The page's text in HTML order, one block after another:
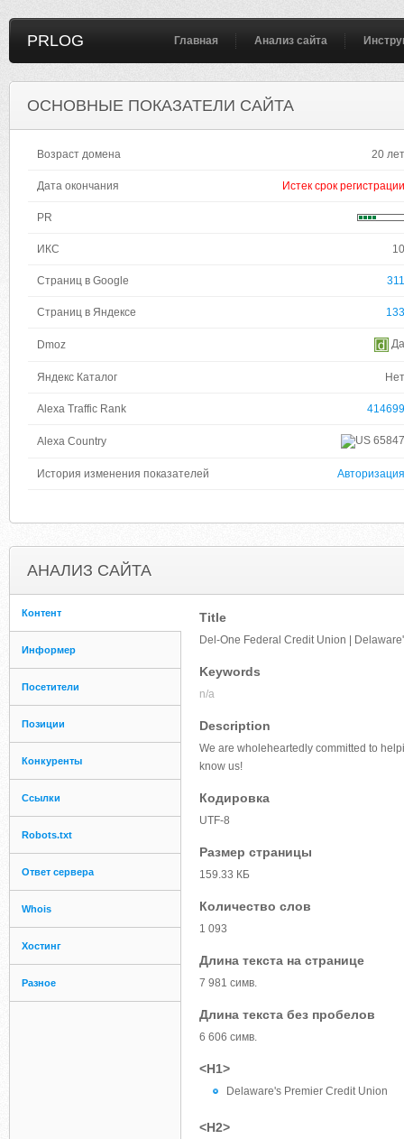
PRLOG Главная Анализ сайта
ОСНОВНЫЕ ПОКАЗАТЕЛИ САЙТА
Возраст домена 20 лет
Дата окончания Истек срок регистрации
PR
ИКС 10
Страниц в Google 311
Страниц в Яндексе 133
Dmoz Да
Яндекс Каталог Нет
Alexa Traffic Rank 414699
Alexa Country 65847
История изменения показателей Авторизация
АНАЛИЗ САЙТА
Контент
Информер
Посетители
Позиции
Конкуренты
Ссылки
Robots.txt
Ответ сервера
Whois
Хостинг
Разное
Title
Del-One Federal Credit Union |
Keywords
n/a
Description
We are wholeheartedly committed to
know us!
Кодировка
UTF-8
Размер страницы
159.33 КБ
Количество слов
1 093
Длина текста на странице
7 981 симв.
Длина текста без пробелов
6 606 симв.
<H1>
Delaware's Premier Credit Union
<H2>